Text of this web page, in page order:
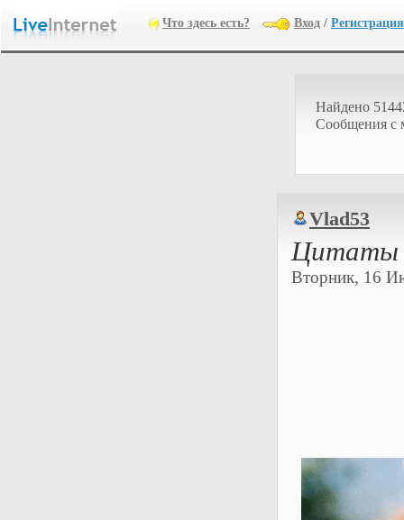
Что здесь есть? Вход / Регистрация
Найдено
Cообщения с
Vlad53
Цитаты
Вторник, 16